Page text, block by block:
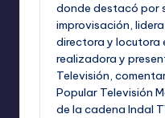
donde destacó por
improvisación,
directora y locutora
realizadora y
Televisión,
Popular Televisión
de la cadena Indal